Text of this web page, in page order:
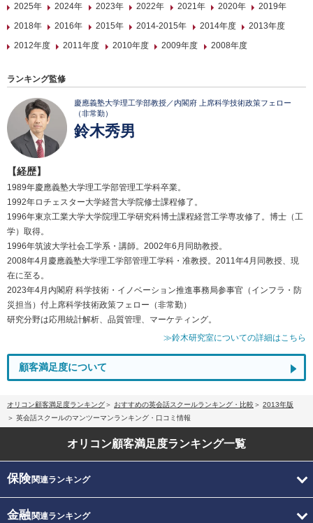
2025年
2024年 2023年 2022年 2021年 2020年
2019年
2018年
2016年 2015年 2014-2015年 2014年度
2013年度
2012年度
2011年度 2010年度 2009年度 2008年度
ランキング監修
慶應義塾大学理工学部教授／内閣府 上席科学技術政策フェロー
（非常勤）
鈴木秀男
【経歴】
1989年慶應義塾大学理工学部管理工学科卒業。
1992年ロチェスター大学経営大学院修士課程修了。
1996年東京工業大学大学院理工学研究科博士課程経営工学専攻修了。博士（工
学）取得。
1996年筑波大学社会工学系・講師。2002年6月同助教授。
2008年4月慶應義塾大学理工学部管理工学科・准教授。2011年4月同教授、現
在に至る。
2023年4月内閣府 科学技術・イノベーション推進事務局参事官（インフラ・防
災担当）付上席科学技術政策フェロー（非常勤）
研究分野は応用統計解析、品質管理、マーケティング。
≫鈴木研究室についての詳細はこちら
顧客満足度について
オリコン顧客満足度ランキング おすすめの英会話スクールランキング・比較
2013年版
英会話スクールのマンツーマンランキング・口コミ情報
オリコン顧客満足度ランキング一覧
保険関連ランキング
金融関連ランキング